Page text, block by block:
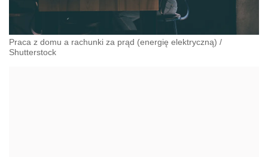
Praca z domu a rachunki za prąd (energię elektryczną) /
Shutterstock